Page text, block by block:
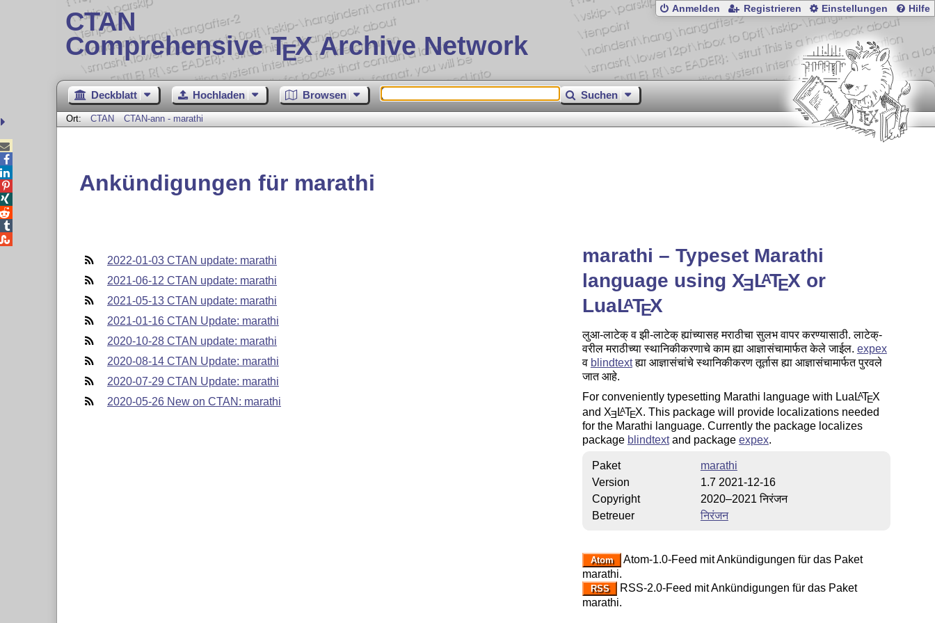
CTAN
Comprehensive TEX Archive Network
Anmelden Registrieren Einstellungen Hilfe
Deckblatt Hochladen Browsen Suchen
Ort: CTAN CTAN-ann - marathi
Ankündigungen für marathi
2022-01-03 CTAN update: marathi
2021-06-12 CTAN update: marathi
2021-05-13 CTAN update: marathi
2021-01-16 CTAN Update: marathi
2020-10-28 CTAN update: marathi
2020-08-14 CTAN Update: marathi
2020-07-29 CTAN Update: marathi
2020-05-26 New on CTAN: marathi
marathi – Typeset Marathi
language using XELATEX or
LuaLATEX
लुआ-लाटेक् व झी-लाटेक् ह्यांच्यासह मराठीचा सुलभ वापर करण्यासाठी. लाटेक्-
वरील मराठीच्या स्थानिकीकरणाचे काम ह्या आज्ञासंचामार्फत केले जाईल. expex
व blindtextह्या आज्ञासंचांचे स्थानिकीकरण तूर्तास ह्या आज्ञासंचामार्फत पुरवले
जात आहे.
For conveniently typesetting Marathi language with Lua LATEX
and XE LATEX. This package will provide localizations needed
for the Marathi language. Currently the package localizes
package blindtextand package expex.
Paket
marathi
Version
1.7 2021-12-16
Copyright
2020–2021 निरंजन
Betreuer
निरंजन
Atom
Atom-1.0-Feed mit Ankündigungen für das Paket
marathi.
RSS
RSS-2.0-Feed mit Ankündigungen für das Paket
marathi.




